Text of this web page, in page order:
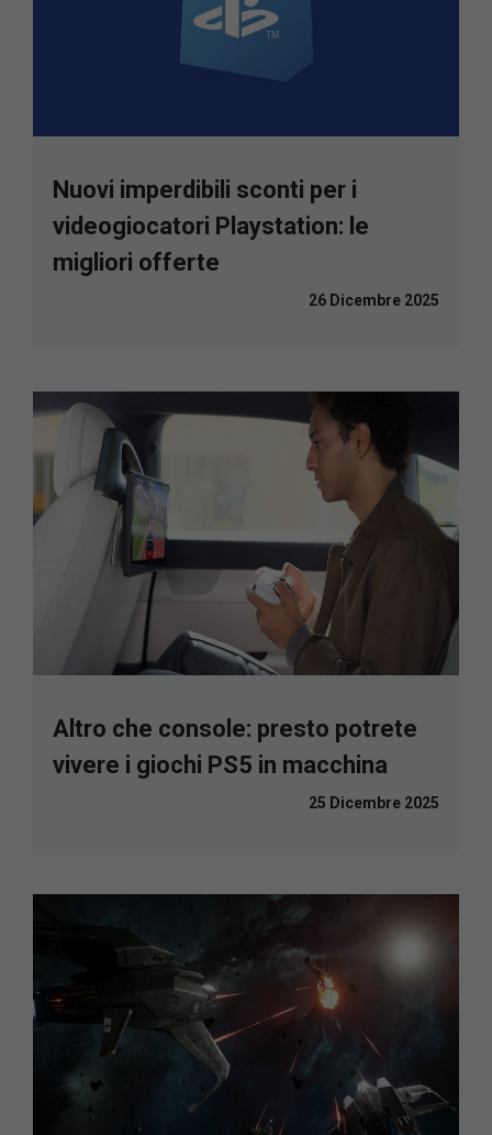
Nuovi imperdibili sconti per i
videogiocatori Playstation: le
migliori offerte
26 Dicembre 2025
Altro che console: presto potrete
vivere i giochi PS5 in macchina
25 Dicembre 2025